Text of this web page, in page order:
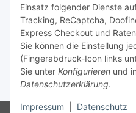
Einsatz folgender Dienste
Tracking, ReCaptcha,
Express Checkout und
Sie können die Einstellung
(Fingerabdruck-Icon links
Sie unter Konfigurieren und
Datenschutzerklärung.
Impressum Datenschutz
Vertrag
* Alle Preise inkl. gesetzlicher
* gilt für Lieferungen
für andere Länder
denVersandinformationen.